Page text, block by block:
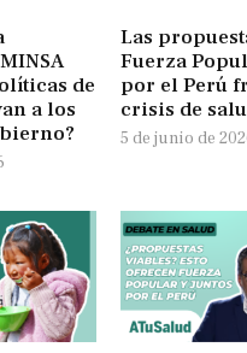
de
a los
Las
Fuerza
por el Perú
crisis de
5 de junio de